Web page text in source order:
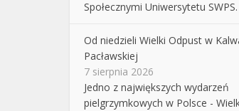
Społecznymi Uniwersytetu SWPS.
Od niedzieli Wielki Odpust w
Pacławskiej
7 sierpnia 2026
Jedno z największych wydarzeń
pielgrzymkowych w Polsce -